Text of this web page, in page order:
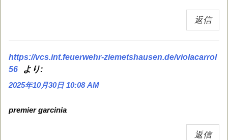
返信
https://vcs.int.feuerwehr-ziemetshausen.de/violacarrol
56
より:
2025年10月30日 10:08 AM
premier garcinia
返信